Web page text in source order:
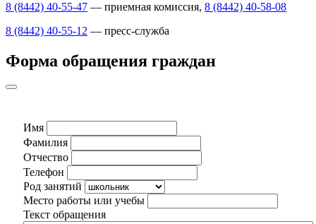
8 (8442) 40-55-47 — приемная комиссия, 8 (8442) 40-58-08
8 (8442) 40-55-12 — пресс-служба
Форма обращения граждан
Имя
Фамилия
Отчество
Телефон
Род занятий
Место работы или учебы
Текст обращения